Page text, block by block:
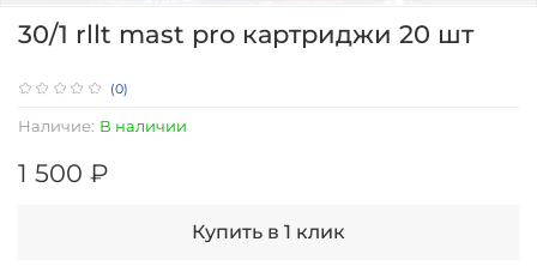
(0)
Наличие: В наличии
30/1 rllt mast pro картриджи 20 шт
1 500 ₽
Купить в 1 клик